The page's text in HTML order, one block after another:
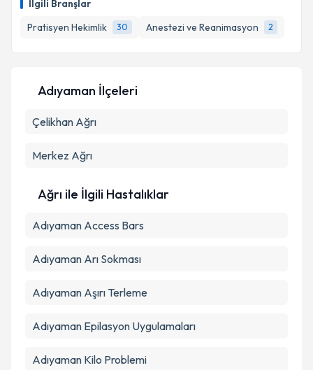
İlgili Branşlar
Pratisyen Hekimlik
30 Anestezi ve Reanimasyon 2
E-posta Adresiniz
Metni'ni okudum ve kişisel verilerimin belirtilen
kapsamda işlenmesini kabul ediyorum.
Adıyaman İlçeleri
Çelikhan Ağrı
Merkez Ağrı
Ağrı ile İlgili Hastalıklar
Adıyaman Access Bars
Adıyaman Arı Sokması
Adıyaman Aşırı Terleme
Adıyaman Epilasyon Uygulamaları
Adıyaman Kilo Problemi